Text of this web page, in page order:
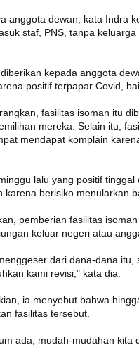
anggota dewan, kata Indra
staf, PNS, tanpa
kepada anggota
positif terpapar Covid,
fasilitas isoman itu
mereka. Selain itu,
mendapat komplain
lalu yang positif
karena berisiko menularkan
pemberian fasilitas
keluar negeri atau
dari dana-dana
kami revisi," kata dia.
ia menyebut bahwa
fasilitas tersebut.
ada, mudah-mudahan kita